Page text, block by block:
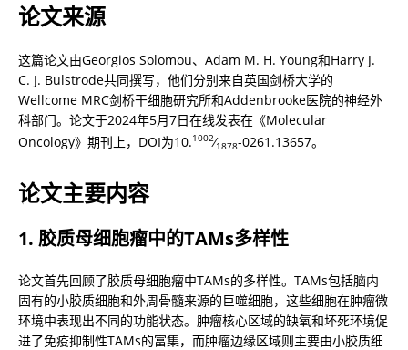
论文来源
这篇论文由Georgios Solomou、Adam M. H. Young和Harry J.
C. J. Bulstrode共同撰写，他们分别来自英国剑桥大学的
Wellcome MRC剑桥干细胞研究所和Addenbrooke医院的神经外
科部门。论文于2024年5月7日在线发表在《Molecular
Oncology》期刊上，DOI为10.1002⁄1878-0261.13657。
论文主要内容
1. 胶质母细胞瘤中的TAMs多样性
论文首先回顾了胶质母细胞瘤中TAMs的多样性。TAMs包括脑内
固有的小胶质细胞和外周骨髓来源的巨噬细胞，这些细胞在肿瘤微
环境中表现出不同的功能状态。肿瘤核心区域的缺氧和坏死环境促
进了免疫抑制性TAMs的富集，而肿瘤边缘区域则主要由小胶质细